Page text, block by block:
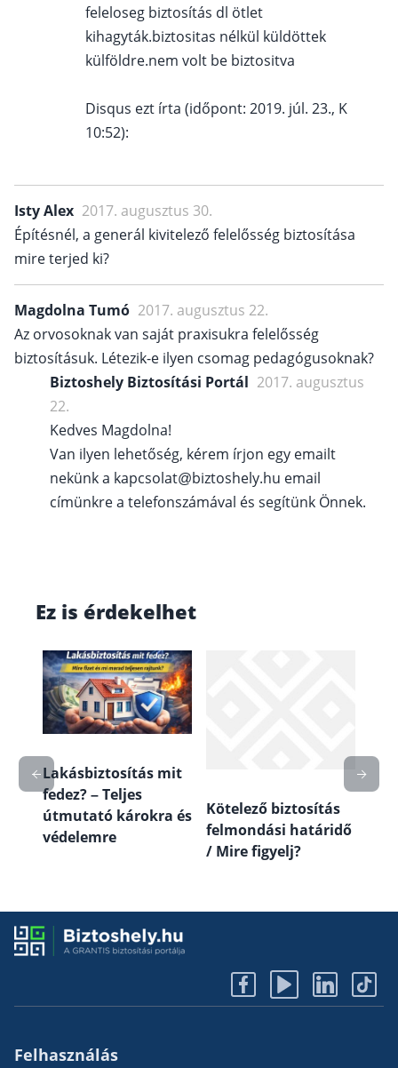
feleloseg biztosítás dl ötlet
kihagyták.biztositas nélkül küldöttek
külföldre.nem volt be biztositva
Disqus ezt írta (időpont: 2019. júl. 23., K
10:52):
Isty Alex 2017. augusztus 30.
Építésnél, a generál kivitelező felelősség biztosítása
mire terjed ki?
Magdolna Tumó 2017. augusztus 22.
Az orvosoknak van saját praxisukra felelősség
biztosításuk. Létezik-e ilyen csomag pedagógusoknak?
Biztoshely Biztosítási Portál 2017. augusztus
22.
Kedves Magdolna!
Van ilyen lehetőség, kérem írjon egy emailt
nekünk a kapcsolat@biztoshely.hu email
címünkre a telefonszámával és segítünk Önnek.
Ez is érdekelhet
Lakásbiztosítás mit
fedez? – Teljes
útmutató károkra és
védelemre
Kötelező biztosítás
felmondási határidő
/ Mire figyelj?
Felhasználás